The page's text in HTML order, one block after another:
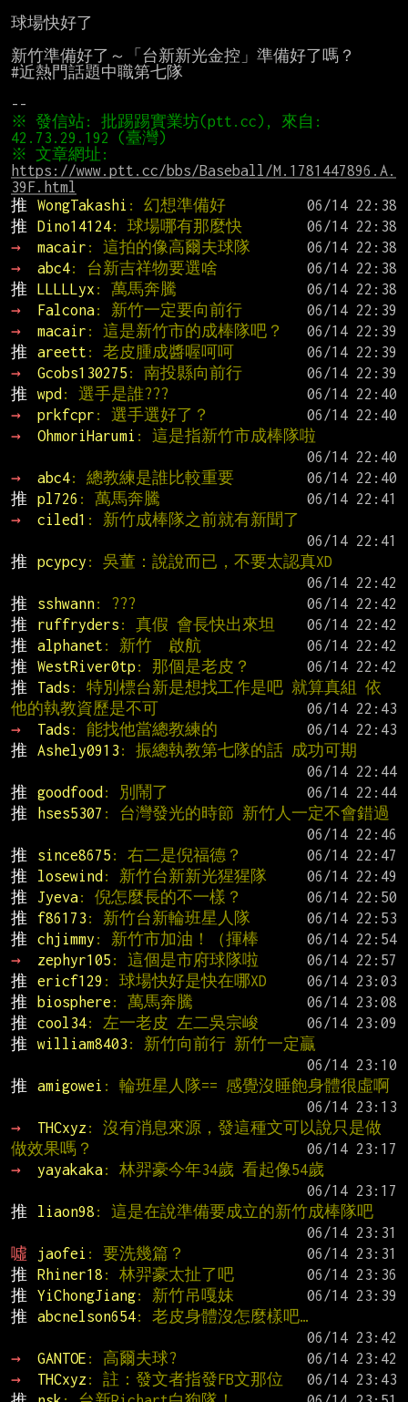
球場快好了
新竹準備好了～「台新新光金控」準備好了嗎？
#近熱門話題中職第七隊
※ 發信站: 批踢踢實業坊(ptt.cc), 來自:
https://www.ptt.cc/bbs/Baseball/M.1781447896.A.
39F.html
推
WongTakashi : 幻想準備好
推
Dino14124: 球場哪有那麼快
→
macair : 這拍的像高爾夫球隊
→
abc4: 台新吉祥物要選啥
推
LLLLLyx : 萬馬奔騰
→
Falcona: 新竹一定要向前行
→
macair : 這是新竹市的成棒隊吧？
推
areett : 老皮腫成醬喔呵呵
→
Gcobs130275 : 南投縣向前行
推
wpd : 選手是誰???
→
prkfcpr : 選手選好了？
→
OhmoriHarumi : 這是指新竹市成棒隊啦
→
abc4: 總教練是誰比較重要
推
pl726 : 萬馬奔騰
→
ciled1 : 新竹成棒隊之前就有新聞了
推
pcypcy : 吳董：說說而已，不要太認真XD
推
sshwann: ???
推
ruffryders : 真假 會長快出來坦
推
alphanet : 新竹  啟航
推
WestRiver0tp : 那個是老皮？
推
Tads : 特別標台新是想找工作是吧 就算真組 依
他的執教資歷是不可
→
Tads : 能找他當總教練的
推
Ashely0913 : 振總執教第七隊的話 成功可期
推
goodfood : 別鬧了
推
hses5307 : 台灣發光的時節 新竹人一定不會錯過
推
since8675 : 右二是倪福德？
推
losewind : 新竹台新新光猩猩隊
推
Jyeva: 倪怎麼長的不一樣？
推
f86173 : 新竹台新輪班星人隊
推
chjimmy : 新竹市加油！（揮棒
→
zephyr105 : 這個是市府球隊啦
推
ericf129 : 球場快好是快在哪XD
推
biosphere : 萬馬奔騰
推
cool34: 左一老皮 左二吳宗峻
推
william8403 : 新竹向前行 新竹一定贏
推
amigowei : 輪班星人隊== 感覺沒睡飽身體很虛啊
→
THCxyz : 沒有消息來源，發這種文可以說只是做
做效果嗎？
→
yayakaka: 林羿豪今年34歲 看起像54歲
推
liaon98 : 這是在說準備要成立的新竹成棒隊吧
噓
jaofei : 要洗幾篇？
推
Rhiner18 : 林羿豪太扯了吧
推
YiChongJiang: 新竹吊嘎妹
推
abcnelson654: 老皮身體沒怎麼樣吧…
→
GANTOE : 高爾夫球?
→
THCxyz : 註：發文者指發FB文那位